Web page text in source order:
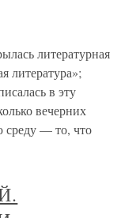
литературная
литература»;
в эту
вечерних
среду — то, что